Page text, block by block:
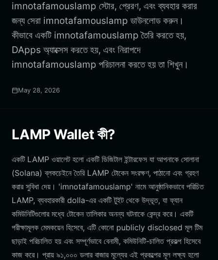
Português (Brasil)
Español (Argentina)
imnotafamouslamp স্টোর, প্রেরণ, এবং ব্যবহার করার
জন্য সেরা imnotafamouslamp ডাউনলোড করুন।
কীভাবে একটি imnotafamouslamp তৈরি করতে হয়,
DApps অ্যাক্সেস করতে হয়, এবং নিরাপদে
imnotafamouslamp পরিচালনা করতে হয় তা শিখুন।
May 28, 2026
LAMP Wallet কী?
একটি LAMP ওয়ালেট হলো একটি ডিজিটাল ইন্টারফেস যা আপনাকে সোলানা
(Solana) ব্লকচেইনে তৈরি LAMP টোকেন সংরক্ষণ, পাঠানো এবং গ্রহণ
করার সুবিধা দেয়। 'imnotafamouslamp' নামে আনুষ্ঠানিকভাবে পরিচিত
LAMP, ব্যবহারকারী dolla-এর একটি টুইট থেকে উদ্ভূত, যা ফ্যান
কমিউনিটিগুলোর মধ্যে টোকেন তালিকার অনন্য ঘটনাকে কেন্দ্র করে। একটি
পরীক্ষামূলক মেমকয়েন হিসেবে, এটি কোনো publicly disclosed মূল টিম
ছাড়াই পরিচালিত হয় এবং সম্পূর্ণভাবে বেনামী, কমিউনিটি-চালিত প্রকল্প হিসেবে
কাজ করে। প্রায় ৯১,০০০ ডলার বাজার মূল্যের এই প্রকল্পের মূল লক্ষ্য হলো